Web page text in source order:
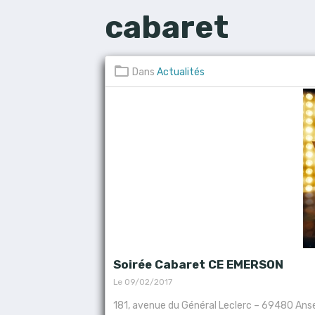
cabaret
Dans Actualités
Soirée Cabaret CE EMERSON
Le 09/02/2017
181, avenue du Général Leclerc – 69480